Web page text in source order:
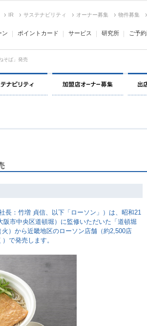
IR サステナビリティ オーナー募集 物件募集
ン ポイントカード サービス 研究所 ご予
そば」発売
長：竹増 貞信、以下「ローソン」）は、昭和21
市中央区道頓堀）に監修いただいた「道頓堀
）から近畿地区のローソン店舗（約2,500店
で発売します。